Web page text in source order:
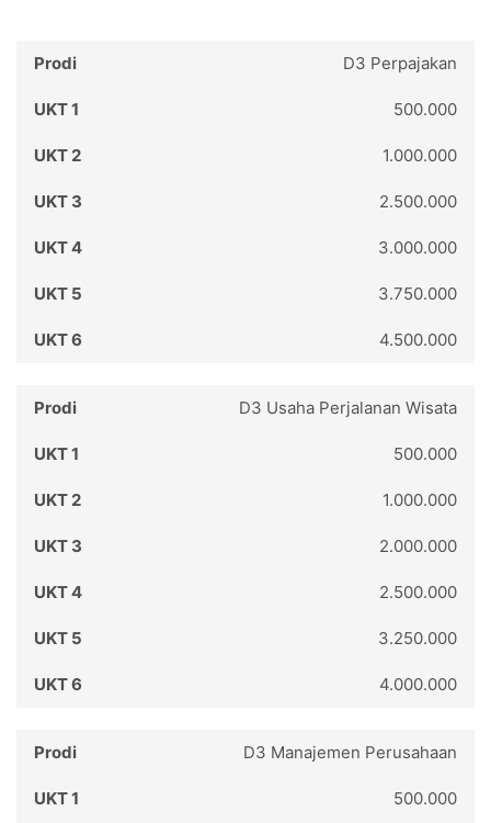
D3 Perpajakan
500.000
1.000.000
2.500.000
3.000.000
3.750.000
4.500.000
D3 Usaha Perjalanan Wisata
500.000
1.000.000
2.000.000
2.500.000
3.250.000
4.000.000
D3 Manajemen Perusahaan
500.000